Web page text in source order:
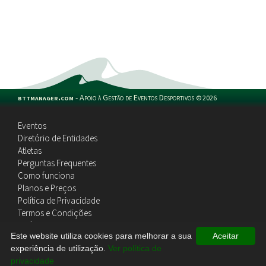
bttmanager.com -Apoio à Gestão de Eventos Desportivos ©2026
Eventos
Diretório de Entidades
Atletas
Perguntas Frequentes
Como funciona
Planos e Preços
Política de Privacidade
Termos e Condições
Política de Cookies
Contactos
Aceitar
Este website utiliza cookies para melhorar a sua
experiência de utilização. Ver política de
privacidade